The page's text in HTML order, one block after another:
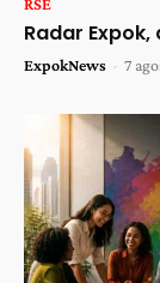
Radar
ExpokNews - 7